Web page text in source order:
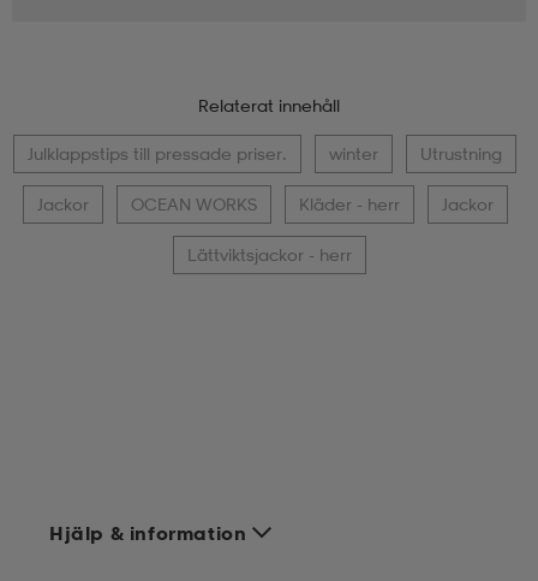
Relaterat innehåll
Julklappstips till pressade priser. winter Utrustning
Jackor OCEAN WORKS Kläder - herr Jackor
Lättviktsjackor - herr
Hjälp & information